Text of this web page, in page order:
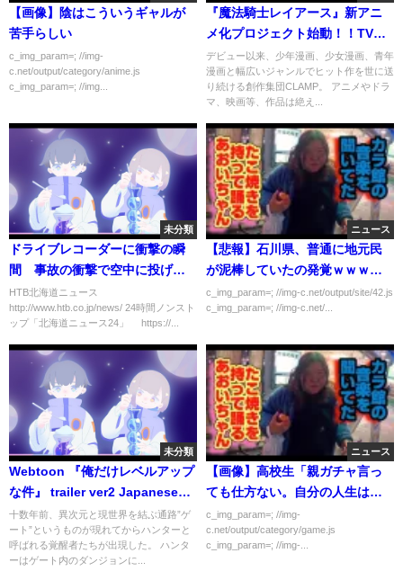
【画像】陰はこういうギャルが
苦手らしい
c_img_param=; //img-
c.net/output/category/anime.js
c_img_param=; //img...
『魔法騎士レイアース』新アニ
メ化プロジェクト始動！！TVア
ニメ30周年＆新アニメ化プロジ
ェクト始動PV
デビュー以来、少年漫画、少女漫画、青年
漫画と幅広いジャンルでヒット作を世に送
り続ける創作集団CLAMP。 アニメやドラ
マ、映画等、作品は絶え...
未分類
ドライブレコーダーに衝撃の瞬
間 事故の衝撃で空中に投げ出
された男性…幸いにも軽傷 札
幌市豊平区
HTB北海道ニュース
http://www.htb.co.jp/news/ 24時間ノンスト
ップ「北海道ニュース24」 https://...
ニュース
【悲報】石川県、普通に地元民
が泥棒していたの発覚ｗｗｗｗ
ｗ
c_img_param=; //img-c.net/output/site/42.js
c_img_param=; //img-c.net/...
未分類
Webtoon 『俺だけレベルアップ
な件』 trailer ver2 Japanese
ver.
十数年前、異次元と現世界を結ぶ通路”ゲ
ート”というものが現れてからハンターと
呼ばれる覚醒者たちが出現した。 ハンタ
ーはゲート内のダンジョンに...
ニュース
【画像】高校生「親ガチャ言っ
ても仕方ない。自分の人生は自
分で切り拓くべき」
c_img_param=; //img-
c.net/output/category/game.js
c_img_param=; //img-...